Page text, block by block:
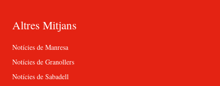
Altres Mitjans
Notícies de Manresa
Notícies de Granollers
Notícies de Sabadell